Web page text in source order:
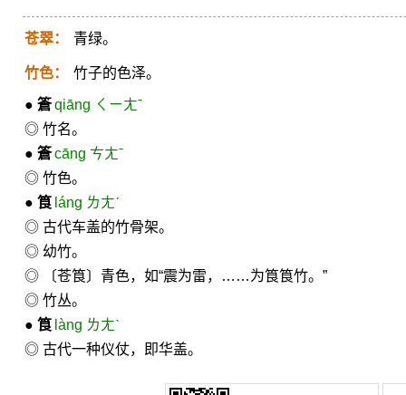
苍翠： 青绿。
竹色： 竹子的色泽。
● 篬qiāng ㄑㄧㄤˉ
◎ 竹名。
● 篬cāng ㄘㄤˉ
◎ 竹色。
● 筤 láng ㄌㄤˊ
◎ 古代车盖的竹骨架。
◎ 幼竹。
◎ 〔苍筤〕青色，如“震为雷，……为筤筤竹。”
◎ 竹丛。
● 筤 làng ㄌㄤˋ
◎ 古代一种仪仗，即华盖。